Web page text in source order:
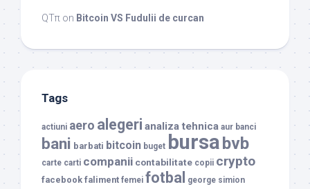
QTπ on Bitcoin VS Fudulii de curcan
Tags
actiuni aero alegeri analiza tehnica aur banci
bani barbati bitcoin buget bursabvb
carte carti companii contabilitate copii crypto
facebook faliment femei fotbal george simion